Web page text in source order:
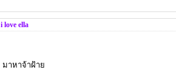
i love ella
มาหาจ้าฝ้าย